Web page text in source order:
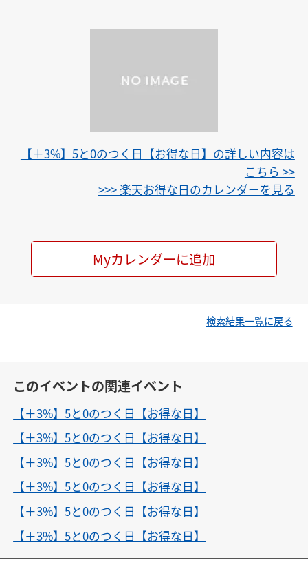
【＋3%】5と0のつく日【お得な日】の詳しい内容は
こちら >>
>>> 楽天お得な日のカレンダーを見る
Myカレンダーに追加
検索結果一覧に戻る
このイベントの関連イベント
【＋3%】5と0のつく日【お得な日】
【＋3%】5と0のつく日【お得な日】
【＋3%】5と0のつく日【お得な日】
【＋3%】5と0のつく日【お得な日】
【＋3%】5と0のつく日【お得な日】
【＋3%】5と0のつく日【お得な日】